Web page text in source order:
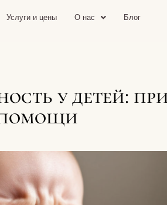
Услуги и цены О нас Блог
у детей: